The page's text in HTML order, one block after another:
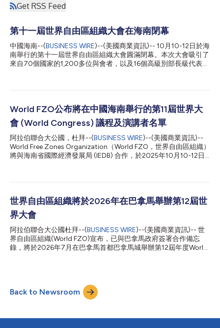
Get RSS Feed
第十一屆世界自由區組織大會在海南閉幕
中國海南--(BUSINESS WIRE)--(美國商業資訊)-- 10月10-12日於海
南舉行的第十一屆世界自由區組織大會圓滿閉幕。本次大會吸引了
來自70個國家的1,200多位與會者，以及16個高級別部長級代表團
世界自由區組織新董事會選舉也在會上舉行。 海南省省長劉小
自各國的高級官員和與會者出席了閉幕式。 劉曉明對海南能夠承
辦這項重要國際活動表示衷心感謝，並指出世界自由區組織大會是
交流全球自由區發展經驗、促進國際經濟融合的重要平台。 Al
Zarooni博士閣下強調，今年的大會是世界自由區組織發展歷程中
的重要里程碑，也是自由貿易區領域國際合作新階段的啟動平台。
Mohammed博士表示：「自由貿易區已經證明，它們不再只是貿
易樞紐，更是能夠促進就業、實現經濟多元化並增強全球供應鏈韌
World FZO公布將在中國海南舉行的第11屆世界大
會 (World Congress) 議程及演講者名單
阿拉伯聯合大公國，杜拜--(BUSINESS WIRE)--(美國商業資訊)--
World Free Zones Organization（World FZO，世界自由區組織）
將與海南省國際經濟發展局 (IEDB) 合作，於2025年10月10-12日
(Zones: Gateways to Global Prosperity, Trade, and Sustainable
冠，為各國政府、投資者以及產業專家提供一處動力平台，解決打
造全球貿易及投資的未來面臨的迫切問題。 World FZO主席
Mohammed Alzarooni博士、中國國際投資促進會會長房愛卿、國
際道路聯盟祕書長Umberto de Pretto、永續企業生產力部門主任
Rie Vejs-Kjeldgaard將在開幕典禮上致詞。 會期間將舉辦專題演
講、分組研討會、圓桌會議、案例研究和領導層會議，商議自由區
目前面對的關...
世界自由區組織將於2026年在巴拿馬舉辦第12屆世
界大會
阿拉伯聯合大公國杜拜--(BUSINESS WIRE)--(美國商業資訊)-- 世
界自由區組織(World FZO)宣布，已與巴拿馬政府簽署合作備忘
錄，將於2026年7月在巴拿馬首都巴拿馬城舉辦第12屆年度World
AlZarooni博士率團對巴拿馬城進行正式訪問期間宣布，訪問期間
他還會見了巴拿馬共和國總統José Raúl Molino Quintero閣下。代
表團在訪問間隙考察了巴拿馬的重要地點，包括科隆自由貿易區、
打造一屆高水準的World FZO世界大會。此次大會將匯聚來自100
Back to Newsroom